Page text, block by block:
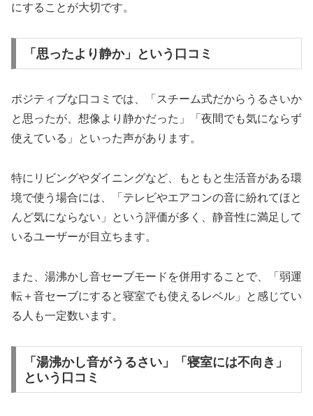
にすることが大切です。
「思ったより静か」という口コミ
ポジティブな口コミでは、「スチーム式だからうるさいか
と思ったが、想像より静かだった」「夜間でも気にならず
使えている」といった声があります。
特にリビングやダイニングなど、もともと生活音がある環
境で使う場合には、「テレビやエアコンの音に紛れてほと
んど気にならない」という評価が多く、静音性に満足して
いるユーザーが目立ちます。
また、湯沸かし音セーブモードを併用することで、「弱運
転＋音セーブにすると寝室でも使えるレベル」と感じてい
る人も一定数います。
「湯沸かし音がうるさい」「寝室には不向き」
という口コミ